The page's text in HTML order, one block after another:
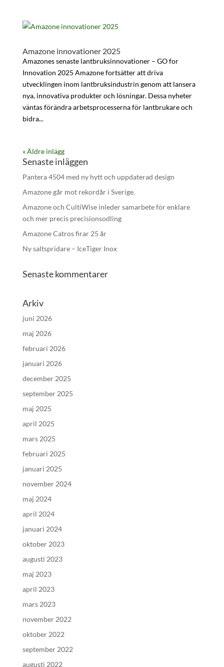
Amazone innovationer 2025
Amazones senaste lantbruksinnovationer – GO for
Innovation 2025 Amazone fortsätter att driva
utvecklingen inom lantbruksindustrin genom att lansera
nya, innovativa produkter och lösningar. Dessa nyheter
väntas förändra arbetsprocesserna för lantbrukare och
bidra...
« Äldre inlägg
Senaste inläggen
Pantera 4504 med ny hytt och uppdaterad design
Amazone går mot rekordår i Sverige.
Amazone och CultiWise inleder samarbete för enklare
och mer precis precisionsodling
Amazone Catros firar 25 år
Ny saltspridare – IceTiger Inox
Senaste kommentarer
Arkiv
juni 2026
maj 2026
februari 2026
januari 2026
december 2025
september 2025
maj 2025
april 2025
mars 2025
februari 2025
januari 2025
november 2024
maj 2024
april 2024
januari 2024
oktober 2023
augusti 2023
maj 2023
april 2023
mars 2023
november 2022
oktober 2022
september 2022
augusti 2022